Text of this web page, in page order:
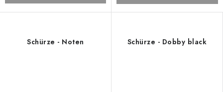
Schürze - Noten Schürze - Dobby black